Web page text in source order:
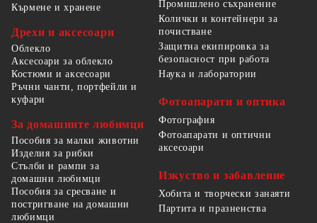
Кърмене и хранене
Дрехи и аксесоари
Облекло
Аксесоари за облекло
Костюми и аксесоари
Ръчни чанти, портфейли и
куфари
За домашните любимци
Пособия за малки животни
Изделия за рибки
Стълби и рампи за
домашни любимци
Пособия за сресване и
постригване на домашни
любимци
Промишлено съхранение
Колички и контейнери за
почистване
Защитна екипировка за
безопасност при работа
Наука и лаборатории
Фотоапарати и оптика
Фотография
Фотоапарати и оптични
аксесоари
Изкуство и забавление
Хобита и творчески занаяти
Партита и празненства